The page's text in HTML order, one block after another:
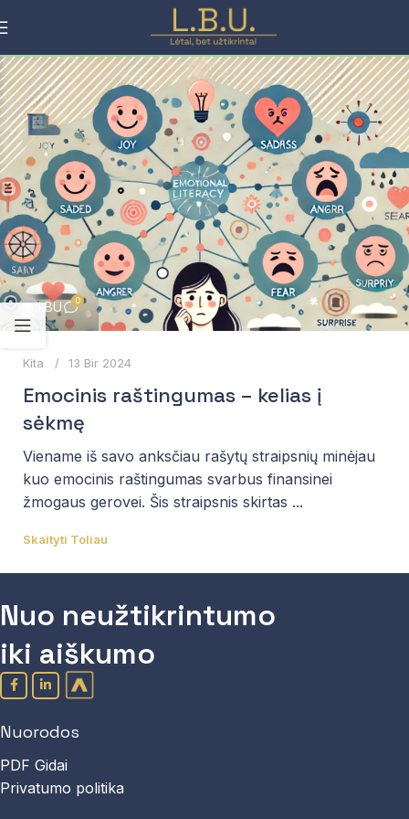
LBU 0
Kita 13 Bir 2024
Emocinis raštingumas – kelias į
sėkmę
Viename iš savo anksčiau rašytų straipsnių minėjau
kuo emocinis raštingumas svarbus finansinei
žmogaus gerovei. Šis straipsnis skirtas ...
Skaityti Toliau
Nuo neužtikrintumo
iki aiškumo
Nuorodos
PDF Gidai
Privatumo politika